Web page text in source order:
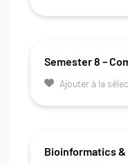
Semester 8 –
Ajouter à la
Bioinformatics